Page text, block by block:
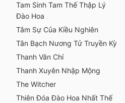
Tam Sinh Tam Thế Thập Lý
Đào Hoa
Tâm Sự Của Kiều Nghiên
Tân Bạch Nương Tử Truyền Kỳ
Thanh Vân Chí
Thanh Xuyên Nhập Mộng
The Witcher
Thiên Đóa Đào Hoa Nhất Thế